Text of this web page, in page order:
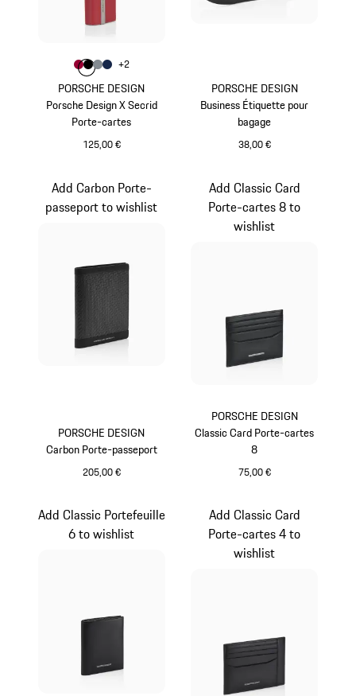
PORSCHE DESIGN
Porsche Design X Secrid
Porte-cartes
125,00 €
Couleur
Couleur Rouge Carmin
CouleurNoir
Couleur
Couleur
+2
PORSCHE DESIGN
Business Étiquette pour
bagage
38,00 €
PORSCHE DESIGN
Carbon Porte-passeport
205,00 €
Add Carbon Porte-
passeport to wishlist
PORSCHE DESIGN
Classic Card Porte-cartes
8
75,00 €
Add Classic Card
Porte-cartes 8 to
wishlist
Add Classic Portefeuille
6 to wishlist
Add Classic Card
Porte-cartes 4 to
wishlist